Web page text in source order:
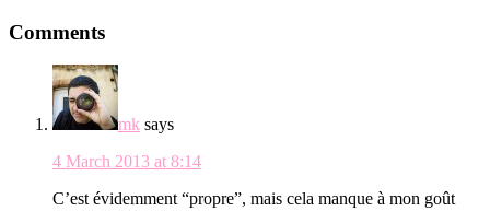
Reader
Interactions
Comments
mk says
4 March 2013 at 8:14
C’est évidemment “propre”, mais cela manque à mon goût